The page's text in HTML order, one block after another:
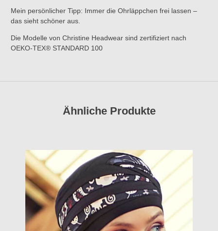
Mein persönlicher Tipp: Immer die Ohrläppchen frei lassen –
das sieht schöner aus.
Die Modelle von Christine Headwear sind zertifiziert nach
OEKO-TEX® STANDARD 100
Ähnliche Produkte